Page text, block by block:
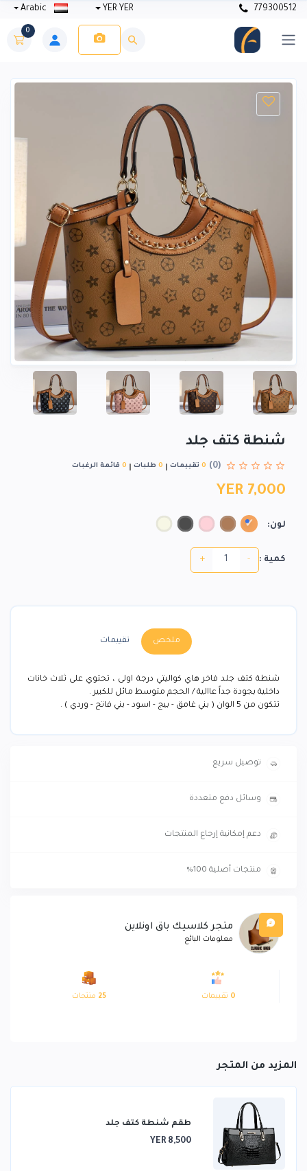
779300512
YER YER
0
شنطة كتف جلد
(0)
0 تقييمات 0 طلبات 0 قائمة الرغبات
YER 7,000
لون:
كمية : -
+
ملخص تقييمات
شنطة كتف جلد فاخر هاي كواليتي درجة اولى ، تحتوي على ثلاث خانات
داخلية بجودة جداً عاالية / الحجم متوسط مائل للكبير .
تتكون من 5 الوان ( بني غامق - بيج - اسود - بني فاتح - وردي ) .
توصيل سريع
وسائل دفع متعددة
دعم إمكانية إرجاع المنتجات
منتجات أصلية 100%
متجر كلاسيك باق اونلاين
معلومات البائع
0 تقييمات 25 منتجات
المزيد من المتجر
طقم شنطة كتف جلد
YER 8,500